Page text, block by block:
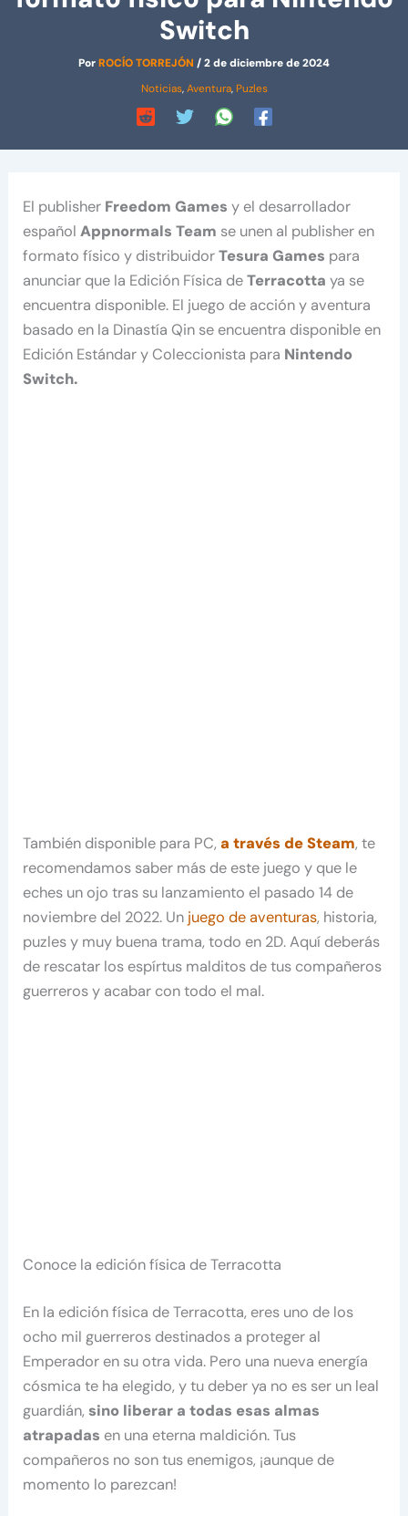
Switch
PorROCÍO TORREJÓN /2 de diciembre de 2024
Noticias,Aventura, Puzles
El publisher Freedom Games y el desarrollador
españolAppnormals Team se unen al publisher en
formato físico y distribuidorTesura Games para
anunciar que la Edición Física deTerracotta ya se
encuentra disponible. El juego de acción y aventura
basado en la Dinastía Qin se encuentra disponible en
Edición Estándar y Coleccionista para Nintendo
Switch.
También disponible para PC,a través de Steam, te
recomendamos saber más de este juego y que le
eches un ojo tras su lanzamiento el pasado 14 de
noviembre del 2022. Un juego de aventuras, historia,
puzles y muy buena trama, todo en 2D. Aquí deberás
de rescatar los espírtus malditos de tus compañeros
guerreros y acabar con todo el mal.
Conoce la edición física de Terracotta
En la edición física de Terracotta, eres uno de los
ocho mil guerreros destinados a proteger al
Emperador en su otra vida. Pero una nueva energía
cósmica te ha elegido, y tu deber ya no es ser un leal
guardián,sino liberar a todas esas almas
atrapadas en una eterna maldición. Tus
compañeros no son tus enemigos, ¡aunque de
momento lo parezcan!